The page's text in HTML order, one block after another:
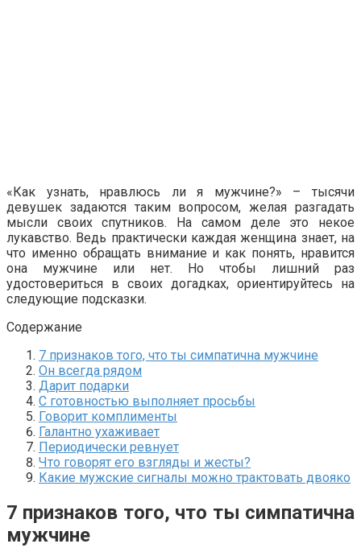
«Как узнать, нравлюсь ли я мужчине?» – тысячи
девушек задаются таким вопросом, желая разгадать
мысли своих спутников. На самом деле это некое
лукавство. Ведь практически каждая женщина знает, на
что именно обращать внимание и как понять, нравится
она мужчине или нет. Но чтобы лишний раз
удостовериться в своих догадках, ориентируйтесь на
следующие подсказки.
Содержание
7 признаков того, что ты симпатична мужчине
Он всегда рядом
Дарит подарки
С готовностью выполняет просьбы
Говорит комплименты
Галантно ухаживает
Периодически ревнует
Что говорят его взгляды и жесты?
Какие мужские сигналы можно трактовать двояко
7 признаков того, что ты симпатична
мужчине